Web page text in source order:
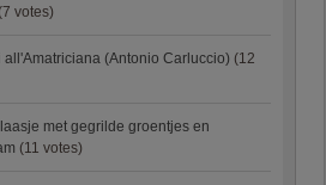
(7 votes)
all'Amatriciana (Antonio Carluccio) (12
met gegrilde groentjes en
(11 votes)